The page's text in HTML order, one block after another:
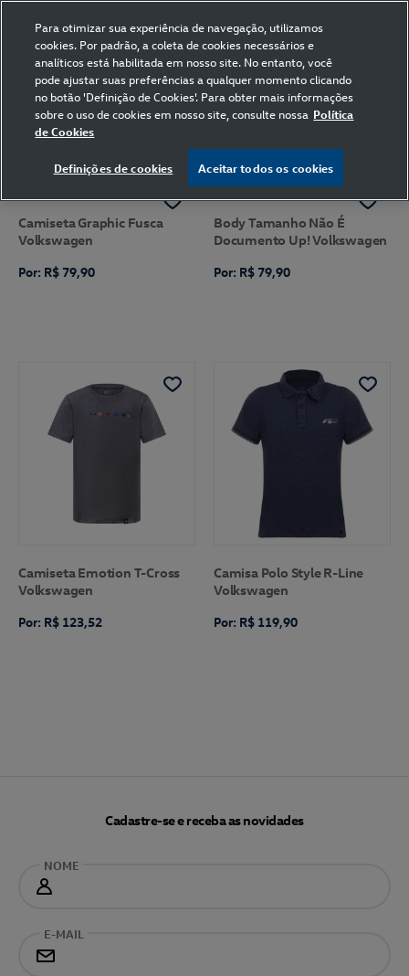
Home Volkswagen Vestuário Azul Mescla
FILTRAR
Camiseta Graphic Fusca
Volkswagen
Por: R$ 79,90
Body Tamanho Não É
Documento Up! Volkswagen
Por: R$ 79,90
Camiseta Emotion T-Cross
Volkswagen
Por: R$ 123,52
Camisa Polo Style R-Line
Volkswagen
Por: R$ 119,90
Cadastre-se e receba as novidades
NOME
E-MAIL
Para otimizar sua experiência de navegação, utilizamos
cookies. Por padrão, a coleta de cookies necessários e
analíticos está habilitada em nosso site. No entanto, você
pode ajustar suas preferências a qualquer momento clicando
no botão 'Definição de Cookies'. Para obter mais informações
sobre o uso de cookies em nosso site, consulte nossa Política
de Cookies
Definições de cookies Aceitar todos os cookies